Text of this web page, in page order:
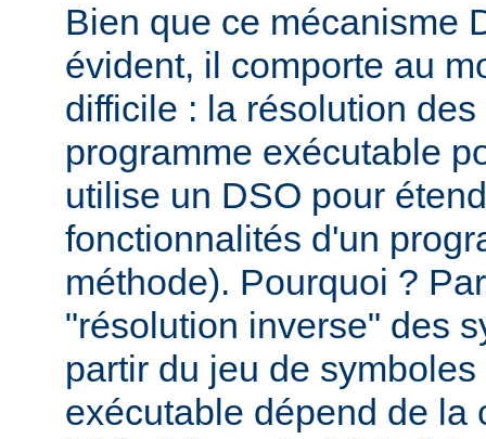
Bien que ce mécanisme
évident, il comporte au
difficile : la résolution
programme exécutable
utilise un DSO pour
fonctionnalités d'un
méthode). Pourquoi ?
"résolution inverse" des
partir du jeu de
exécutable dépend de la